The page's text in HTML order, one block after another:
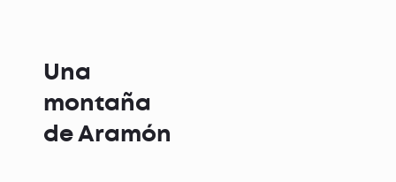
Una
montaña
de Aramón